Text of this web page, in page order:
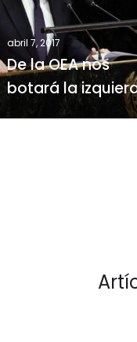
abril 7, 2017
De la OEA nos
botará la